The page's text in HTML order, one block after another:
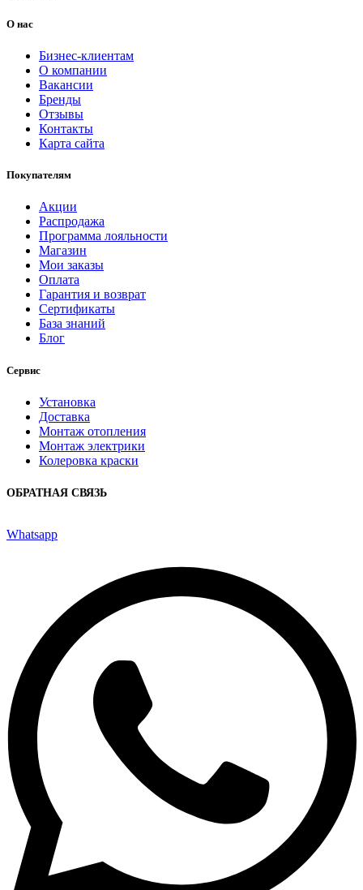
О нас
Бизнес-клиентам
О компании
Вакансии
Бренды
Отзывы
Контакты
Карта сайта
Покупателям
Акции
Распродажа
Программа лояльности
Магазин
Мои заказы
Оплата
Гарантия и возврат
Сертификаты
База знаний
Блог
Сервис
Установка
Доставка
Монтаж отопления
Монтаж электрики
Колеровка краски
ОБРАТНАЯ СВЯЗЬ
Whatsapp